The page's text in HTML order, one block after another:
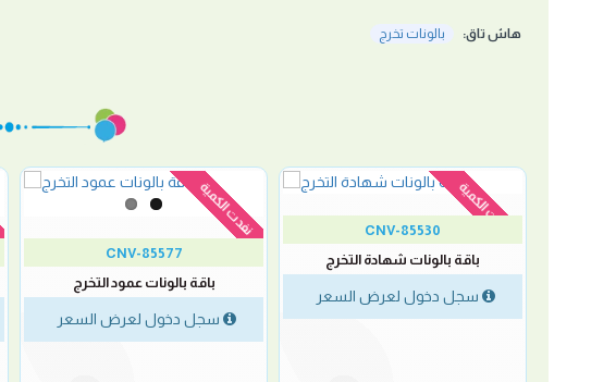
هاش تاق: بالونات تخرج
نفدت الكمية
CNV-85530
باقة بالونات شهادة التخرج
سجل دخول لعرض السعر
نفدت الكمية
CNV-85577
باقة بالونات عمود التخرج
سجل دخول لعرض السعر